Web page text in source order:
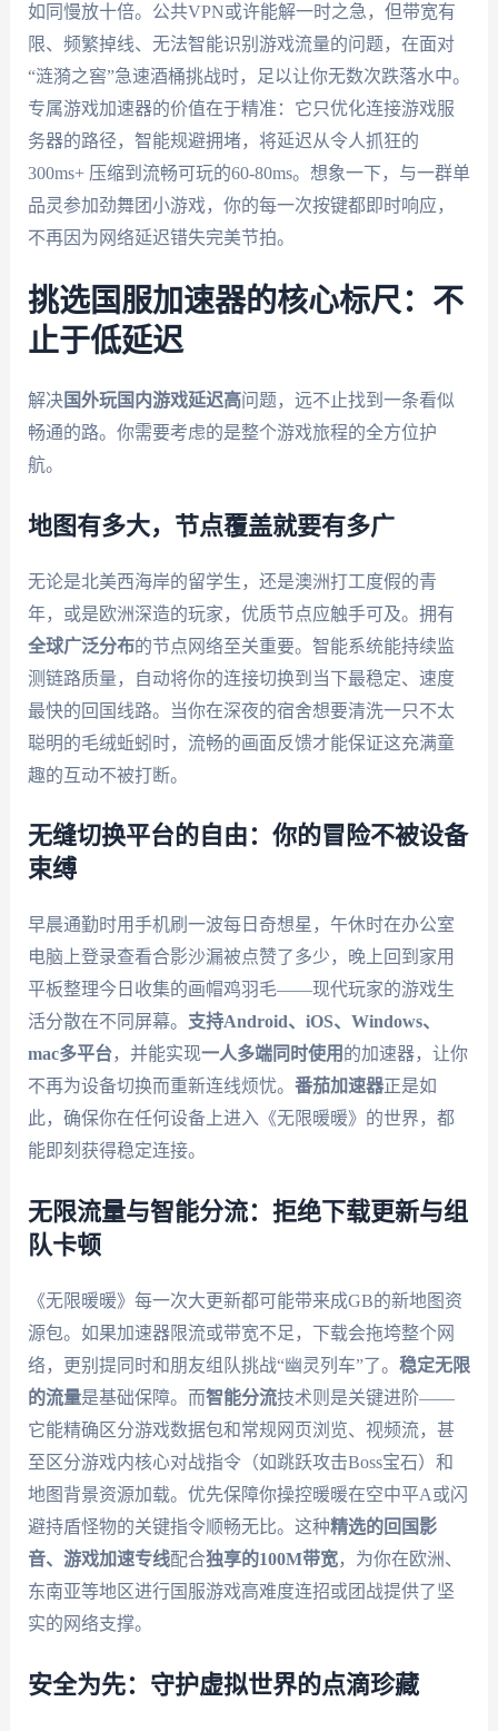
如同慢放十倍。公共VPN或许能解一时之急，但带宽有
限、频繁掉线、无法智能识别游戏流量的问题，在面对
“涟漪之窖”急速酒桶挑战时，足以让你无数次跌落水中。
专属游戏加速器的价值在于精准：它只优化连接游戏服
务器的路径，智能规避拥堵，将延迟从令人抓狂的
300ms+ 压缩到流畅可玩的60-80ms。想象一下，与一群单
品灵参加劲舞团小游戏，你的每一次按键都即时响应，
不再因为网络延迟错失完美节拍。
挑选国服加速器的核心标尺：不
止于低延迟
解决国外玩国内游戏延迟高问题，远不止找到一条看似
畅通的路。你需要考虑的是整个游戏旅程的全方位护
航。
地图有多大，节点覆盖就要有多广
无论是北美西海岸的留学生，还是澳洲打工度假的青
年，或是欧洲深造的玩家，优质节点应触手可及。拥有
全球广泛分布的节点网络至关重要。智能系统能持续监
测链路质量，自动将你的连接切换到当下最稳定、速度
最快的回国线路。当你在深夜的宿舍想要清洗一只不太
聪明的毛绒蚯蚓时，流畅的画面反馈才能保证这充满童
趣的互动不被打断。
无缝切换平台的自由：你的冒险不被设备
束缚
早晨通勤时用手机刷一波每日奇想星，午休时在办公室
电脑上登录查看合影沙漏被点赞了多少，晚上回到家用
平板整理今日收集的画帽鸡羽毛——现代玩家的游戏生
活分散在不同屏幕。 支持Android、iOS、Windows、
mac多平台，并能实现一人多端同时使用 的加速器，让你
不再为设备切换而重新连线烦忧。 番茄加速器正是如
此，确保你在任何设备上进入《无限暖暖》的世界，都
能即刻获得稳定连接。
无限流量与智能分流：拒绝下载更新与组
队卡顿
《无限暖暖》每一次大更新都可能带来成GB的新地图资
源包。如果加速器限流或带宽不足，下载会拖垮整个网
络，更别提同时和朋友组队挑战“幽灵列车”了。 稳定无限
的流量是基础保障。而智能分流技术则是关键进阶——
它能精确区分游戏数据包和常规网页浏览、视频流，甚
至区分游戏内核心对战指令（如跳跃攻击Boss宝石）和
地图背景资源加载。优先保障你操控暖暖在空中平A或闪
避持盾怪物的关键指令顺畅无比。这种精选的回国影
音、游戏加速专线配合独享的100M带宽，为你在欧洲、
东南亚等地区进行国服游戏高难度连招或团战提供了坚
实的网络支撑。
安全为先：守护虚拟世界的点滴珍藏